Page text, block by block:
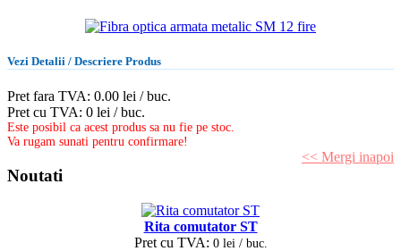
Vezi Detalii / Descriere Produs
Pret fara TVA: 0.00 lei / buc.
Pret cu TVA: 0 lei / buc.
Este posibil ca acest produs sa nu fie pe stoc.
Va rugam sunati pentru confirmare!
<< Mergi inapoi
Noutati
Rita comutator ST
Pret cu TVA: 0 lei / buc.